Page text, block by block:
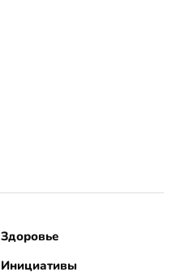
Здоровье
Инициативы